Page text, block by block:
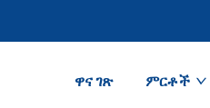
ዋና ገጽ ምርቶች